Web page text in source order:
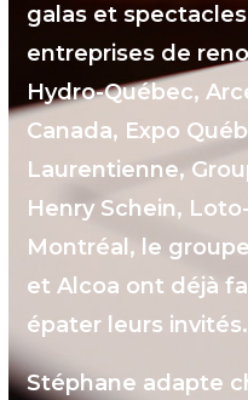
galas et
entreprises de
Hydro-Québec,
Canada, Expo
Laurentienne,
Henry Schein,
Montréal, le
et Alcoa ont déjà
épater leurs invités.
Stéphane adapte